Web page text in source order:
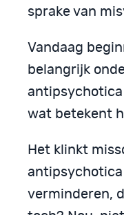
sprake van
Vandaag
belangrijk
wat betekent
Het klinkt
verminderen,